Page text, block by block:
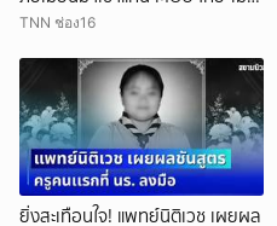
นมาจะเปิดทางแค่ไหน
TNN ช่อง16
ยิ่งสะเทือนใจ! แพทย์นิติเวช เผยผล